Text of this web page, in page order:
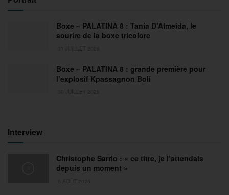
Boxe – PALATINA 8 : Tania D’Almeida, le
sourire de la boxe tricolore
Boxe – PALATINA 8 : grande première pour
l’explosif Kpassagnon Boli
Interview
Christophe Sarrio : « ce titre, je l’attendais
depuis un moment »